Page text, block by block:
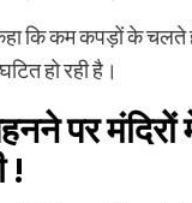
कि कम कपड़ों के चलते
हो रही है।
पर मंदिरों
!